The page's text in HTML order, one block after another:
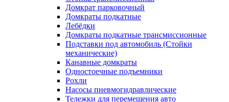
Домкрат парковочный
Домкраты подкатные
Лебёдки
Домкраты подкатные трансмиссионные
Подставки под автомобиль (Стойки
механические)
Канавные домкраты
Одностоечные подъемники
Рохли
Насосы пневмогидравлические
Тележки для перемещения авто